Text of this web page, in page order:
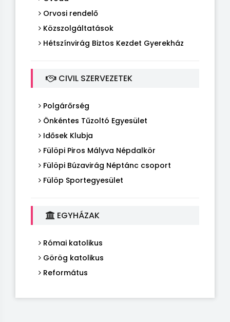
Orvosi rendelő
Közszolgáltatások
Hétszínvirág Biztos Kezdet Gyerekház
CIVIL SZERVEZETEK
Polgárőrség
Önkéntes Tűzoltó Egyesület
Idősek Klubja
Fülöpi Piros Mályva Népdalkör
Fülöpi Búzavirág Néptánc csoport
Fülöp Sportegyesület
EGYHÁZAK
Római katolikus
Görög katolikus
Református